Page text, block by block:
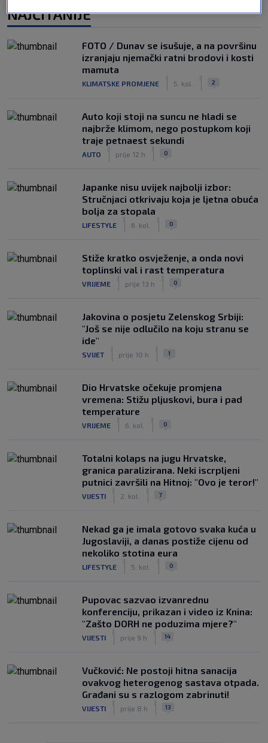
NAJČITANIJE
FOTO / Dunav se isušuje, a na površinu
izranjaju njemački ratni brodovi i kosti
mamuta
KLIMATSKE PROMJENE 5. kol. 2
Auto koji stoji na suncu ne hladi se
najbrže klimom, nego postupkom koji
traje petnaest sekundi
AUTO prije 12 h 0
Japanke nisu uvijek najbolji izbor:
Stručnjaci otkrivaju koja je ljetna obuća
bolja za stopala
LIFESTYLE 6. kol. 0
Stiže kratko osvježenje, a onda novi
toplinski val i rast temperatura
VRIJEME prije 13 h 0
Jakovina o posjetu Zelenskog Srbiji:
"Još se nije odlučilo na koju stranu se
ide"
SVIJET prije 10 h 1
Dio Hrvatske očekuje promjena
vremena: Stižu pljuskovi, bura i pad
temperature
VRIJEME 6. kol. 0
Totalni kolaps na jugu Hrvatske,
granica paralizirana. Neki iscrpljeni
putnici završili na Hitnoj: "Ovo je teror!"
VIJESTI 2. kol. 7
Nekad ga je imala gotovo svaka kuća u
Jugoslaviji, a danas postiže cijenu od
nekoliko stotina eura
LIFESTYLE 5. kol. 0
Pupovac sazvao izvanrednu
konferenciju, prikazan i video iz Knina:
"Zašto DORH ne poduzima mjere?"
VIJESTI prije 9 h 14
Vučković: Ne postoji hitna sanacija
ovakvog heterogenog sastava otpada.
Građani su s razlogom zabrinuti!
VIJESTI prije 8 h 13